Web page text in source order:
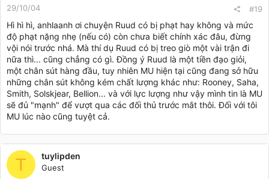
29/10/04 #19
Hì hì hì, anhlaanh ơi chuyện Ruud có bị phạt hay không và mức
độ phạt nặng nhẹ (nếu có) còn chưa biết chính xác đâu, đừng
vội nói trước nhá. Mà thí dụ Ruud có bị treo giò một vài trận đi
nữa thì... cũng chẳng có gì. Đồng ý Ruud là một tiền đạo giỏi,
một chân sút hàng đầu, tuy nhiên MU hiện tại cũng đang sở hữu
những chân sút không kém chất lượng khác như: Rooney, Saha,
Smith, Solskjear, Bellion... và với lực lượng như vậy mình tin là MU
sẽ đủ "mạnh" để vượt qua các đối thủ trước mắt thôi. Đối với tôi
MU lúc nào cũng tuyệt cả.
T tuylipden
Guest